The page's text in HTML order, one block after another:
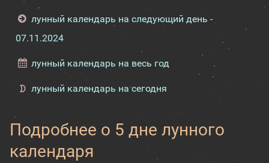
лунный календарь на следующий день -
07.11.2024
лунный календарь на весь год
лунный календарь на сегодня
Подробнее о 5 дне лунного
календаря